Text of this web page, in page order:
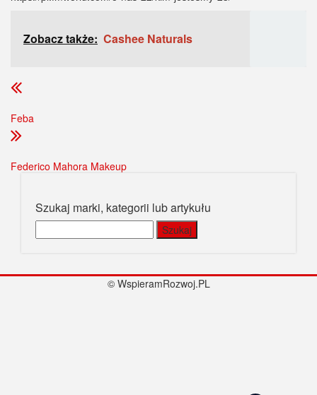
Zobacz także: Cashee Naturals
Feba
Federico Mahora Makeup
Szukaj marki, kategorii lub artykułu
© WspieramRozwoj.PL